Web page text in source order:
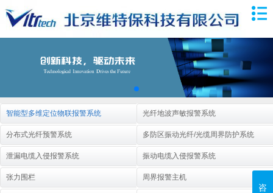
智能型多维定位物联报警系统 光纤地波声敏报警系统
分布式光纤预警系统 多防区振动光纤/光缆周界防护系统
泄漏电缆入侵报警系统 振动电缆入侵报警系统
张力围栏 周界报警主机
咨